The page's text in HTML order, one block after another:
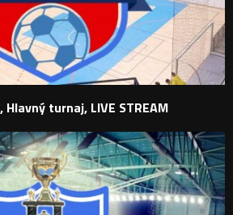
Hlavný turnaj, LIVE STREAM